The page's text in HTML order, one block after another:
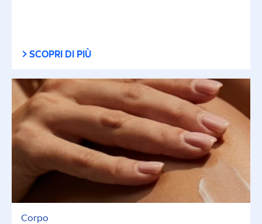
SCOPRI DI PIÙ
Corpo